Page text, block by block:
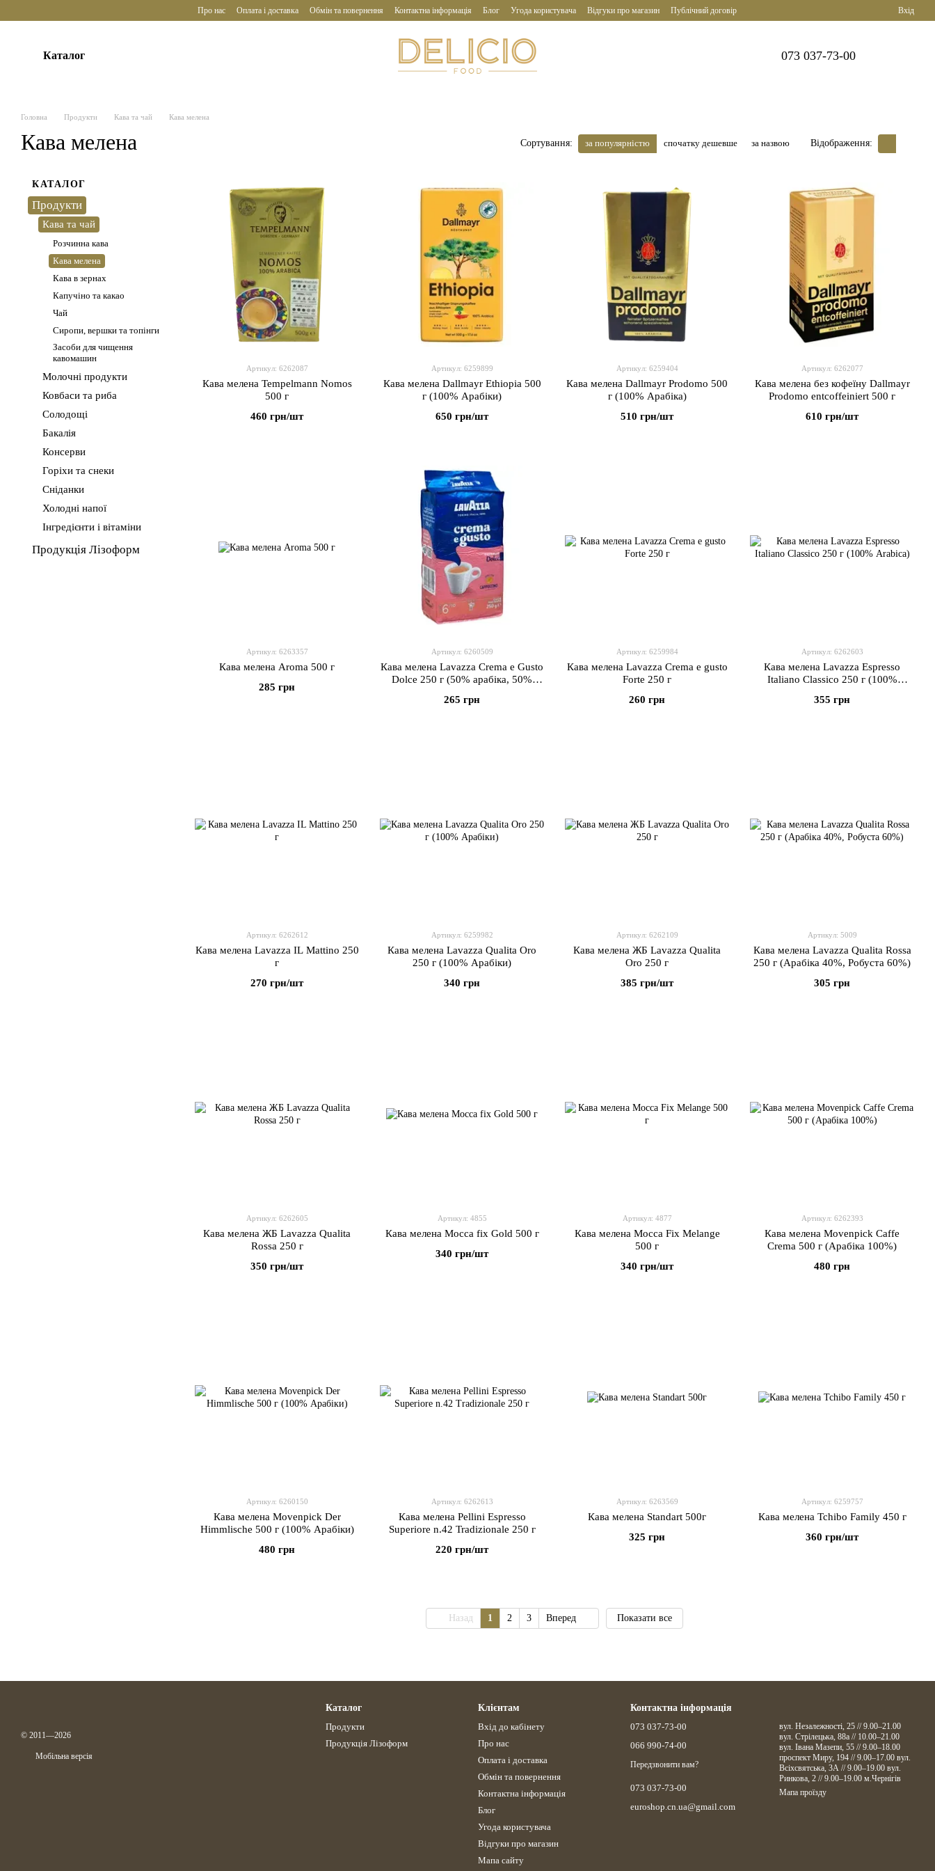
Про нас Оплата і доставка Обмін та повернення Контактна інформація Блог Угода користувача Відгуки про магазин Публічний договір Вхід
Каталог 073 037-73-00
Головна Продукти Кава та чай Кава мелена
Кава мелена Сортування: за популярністю спочатку дешевше за назвою Відображення:
Артикул: 6262087
Кава мелена Tempelmann Nomos
500 г
460 грн/шт
Артикул: 6259899
Кава мелена Dallmayr Ethiopia 500
г (100% Арабіки)
650 грн/шт
Артикул: 6259404
Кава мелена Dallmayr Prodomo 500
г (100% Арабіка)
510 грн/шт
Артикул: 6262077
Кава мелена без кофеїну Dallmayr
Prodomo entcoffeiniert 500 г
610 грн/шт
Артикул: 6263357
Кава мелена Aroma 500 г
285 грн
Артикул: 6260509
Кава мелена Lavazza Crema e Gusto
Dolce 250 г (50% арабіка, 50%
265 грн
Артикул: 6259984
Кава мелена Lavazza Crema e gusto
Forte 250 г
260 грн
Артикул: 6262603
Кава мелена Lavazza Espresso
Italiano Classico 250 г (100%
355 грн
Артикул: 6262612
Кава мелена Lavazza IL Mattino 250
г
270 грн/шт
Артикул: 6259982
Кава мелена Lavazza Qualita Oro
250 г (100% Арабіки)
340 грн
Артикул: 6262109
Кава мелена ЖБ Lavazza Qualita
Oro 250 г
385 грн/шт
Артикул: 5009
Кава мелена Lavazza Qualita Rossa
250 г (Арабіка 40%, Робуста 60%)
305 грн
Артикул: 6262605
Кава мелена ЖБ Lavazza Qualita
Rossa 250 г
350 грн/шт
Артикул: 4855
Кава мелена Mocca fix Gold 500 г
340 грн/шт
Артикул: 4877
Кава мелена Mocca Fix Melange
500 г
340 грн/шт
Артикул: 6262393
Кава мелена Movenpick Caffe
Crema 500 г (Арабіка 100%)
480 грн
Артикул: 6260150
Кава мелена Movenpick Der
Himmlische 500 г (100% Арабіки)
480 грн
Артикул: 6262613
Кава мелена Pellini Espresso
Superiore n.42 Tradizionale 250 г
220 грн/шт
Артикул: 6263569
Кава мелена Standart 500г
325 грн
Артикул: 6259757
Кава мелена Tchibo Family 450 г
360 грн/шт
Назад 1 2 3 Вперед Показати все
КАТАЛОГ
Продукти
Кава та чай
Розчинна кава
Кава мелена
Кава в зернах
Капучіно та какао
Чай
Сиропи, вершки та топінги
Засоби для чищення
кавомашин
Молочні продукти
Ковбаси та риба
Солодощі
Бакалія
Консерви
Горіхи та снеки
Сніданки
Холодні напої
Інгредієнти і вітаміни
Продукція Лізоформ
© 2011—2026
Мобільна версія
Каталог
Продукти
Продукція Лізоформ
Клієнтам
Вхід до кабінету
Про нас
Оплата і доставка
Обмін та повернення
Контактна інформація
Блог
Угода користувача
Відгуки про магазин
Мапа сайту
Контактна інформація
073 037-73-00
066 990-74-00
Передзвонити вам?
073 037-73-00
euroshop.cn.ua@gmail.com
вул. Незалежності, 25 // 9.00–21.00
вул. Стрілецька, 88а // 10.00–21.00
вул. Івана Мазепи, 55 // 9.00–18.00
проспект Миру, 194 // 9.00–17.00 вул.
Всіхсвятська, 3А // 9.00–19.00 вул.
Ринкова, 2 // 9.00–19.00 м.Чернігів
Мапа проїзду